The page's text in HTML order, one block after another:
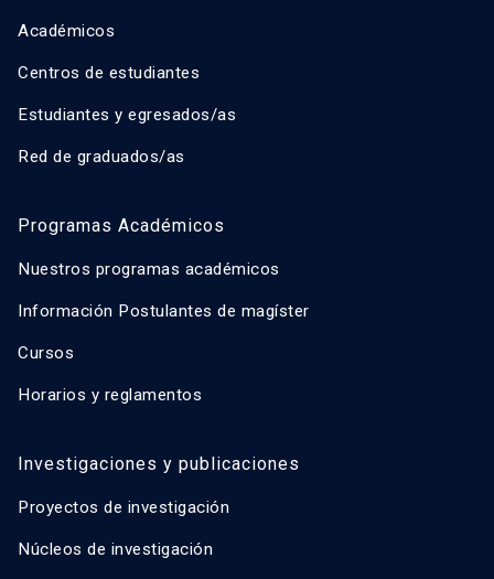
Académicos
Centros de estudiantes
Estudiantes y egresados/as
Red de graduados/as
Programas Académicos
Nuestros programas académicos
Información Postulantes de magíster
Cursos
Horarios y reglamentos
Investigaciones y publicaciones
Proyectos de investigación
Núcleos de investigación